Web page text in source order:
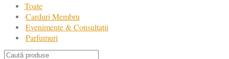
Toate
⁄Carduri Membru
⁄Evenimente & Consultații
⁄Parfumuri